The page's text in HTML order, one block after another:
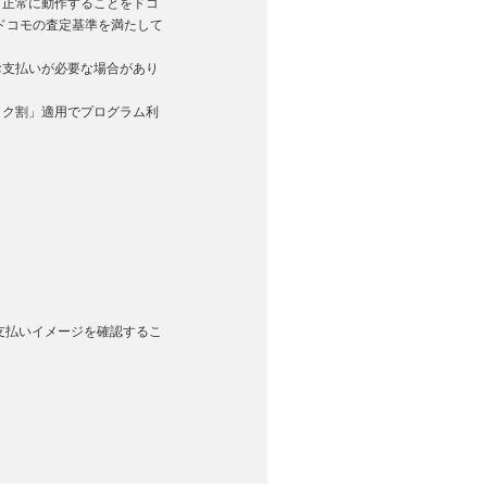
常に動作することをドコ
モの査定基準を満たして
払いが必要な場合があり
割」適用でプログラム利
いイメージを確認するこ